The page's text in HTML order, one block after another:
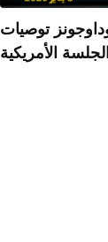
توصيات
الجلسة الأمريكية